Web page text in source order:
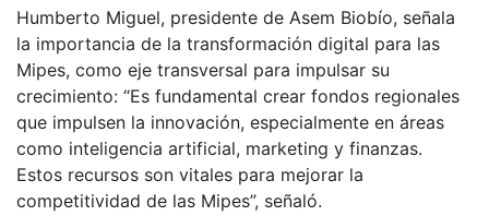
Humberto Miguel, presidente de Asem Biobío, señala
la importancia de la transformación digital para las
Mipes, como eje transversal para impulsar su
crecimiento: “Es fundamental crear fondos regionales
que impulsen la innovación, especialmente en áreas
como inteligencia artificial, marketing y finanzas.
Estos recursos son vitales para mejorar la
competitividad de las Mipes”, señaló.